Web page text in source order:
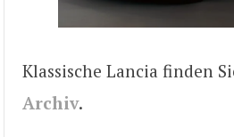
Klassische Lancia finden
Archiv.